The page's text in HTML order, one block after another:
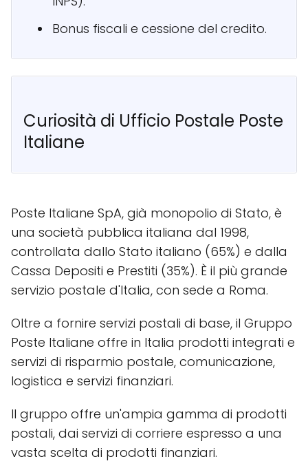
Bonus fiscali e cessione del credito.
Curiosità di Ufficio Postale Poste
Italiane
Poste Italiane SpA, già monopolio di Stato, è
una società pubblica italiana dal 1998,
controllata dallo Stato italiano (65%) e dalla
Cassa Depositi e Prestiti (35%). È il più grande
servizio postale d'Italia, con sede a Roma.
Oltre a fornire servizi postali di base, il Gruppo
Poste Italiane offre in Italia prodotti integrati e
servizi di risparmio postale, comunicazione,
logistica e servizi finanziari.
Il gruppo offre un'ampia gamma di prodotti
postali, dai servizi di corriere espresso a una
vasta scelta di prodotti finanziari.